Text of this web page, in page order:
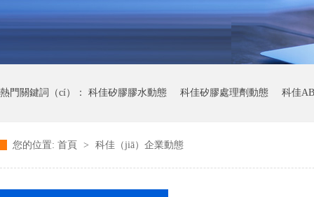
熱門關鍵詞（cí）： 科佳矽膠膠水動態 科佳矽膠處理劑動態 科佳
科佳快幹膠動態
您的位置: 首頁 > 科佳（jiā）企業動態